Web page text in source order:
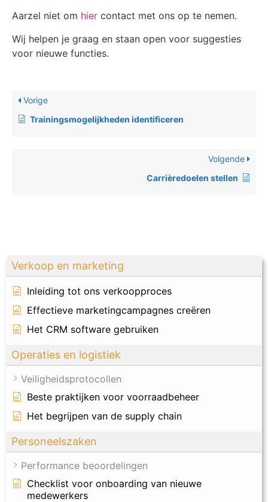
Verkoop en marketing
Inleiding tot ons verkoopproces
Effectieve marketingcampagnes creëren
Het CRM software gebruiken
Operaties en logistiek
Veiligheidsprotocollen
Beste praktijken voor voorraadbeheer
Het begrijpen van de supply chain
Personeelszaken
Performance beoordelingen
Checklist voor onboarding van nieuwe
medewerkers
Aarzel niet om hier contact met ons op te nemen.
Wij helpen je graag en staan ​​open voor suggesties
voor nieuwe functies.
Vorige
Trainingsmogelijkheden identificeren
Volgende
Carrièredoelen stellen